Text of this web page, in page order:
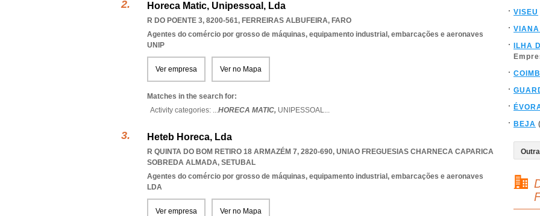
Horeca Matic, Unipessoal, Lda
R DO POENTE 3, 8200-561, FERREIRAS ALBUFEIRA, FARO
Agentes do comércio por grosso de máquinas, equipamento industrial, embarcações e aeronaves
UNIP
Ver empresa Ver no Mapa
Matches in the search for:
Activity categories: ...HORECA MATIC, UNIPESSOAL...
Heteb Horeca, Lda
R QUINTA DO BOM RETIRO 18 ARMAZÉM 7, 2820-690, UNIAO FREGUESIAS CHARNECA CAPARICA
SOBREDA ALMADA, SETUBAL
Agentes do comércio por grosso de máquinas, equipamento industrial, embarcações e aeronaves
LDA
Ver empresa Ver no Mapa
VISEU
ILHA
BEJA